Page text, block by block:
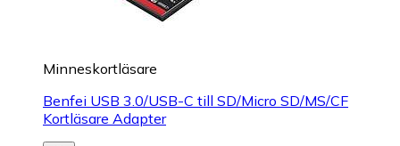
Minneskortläsare
Benfei USB 3.0/USB-C till SD/Micro SD/MS/CF
Kortläsare Adapter